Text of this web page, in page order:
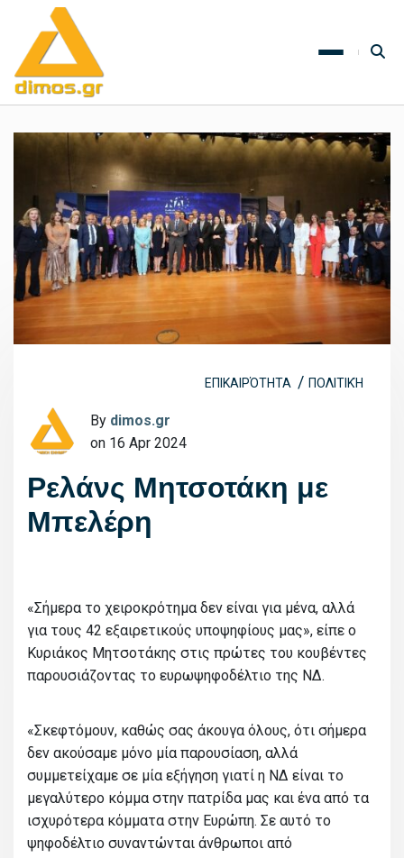
ΕΠΙΚΑΙΡΌΤΗΤΑ ΠΟΛΙΤΙΚΉ
By dimos.gr
on 16 Apr 2024
Ρελάνς Μητσοτάκη με
Μπελέρη
«Σήμερα το χειροκρότημα δεν είναι για μένα, αλλά
για τους 42 εξαιρετικούς υποψηφίους μας», είπε ο
Κυριάκος Μητσοτάκης στις πρώτες του κουβέντες
παρουσιάζοντας το ευρωψηφοδέλτιο της ΝΔ.
«Σκεφτόμουν, καθώς σας άκουγα όλους, ότι σήμερα
δεν ακούσαμε μόνο μία παρουσίαση, αλλά
συμμετείχαμε σε μία εξήγηση γιατί η ΝΔ είναι το
μεγαλύτερο κόμμα στην πατρίδα μας και ένα από τα
ισχυρότερα κόμματα στην Ευρώπη. Σε αυτό το
ψηφοδέλτιο συναντώνται άνθρωποι από